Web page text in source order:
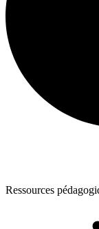
Ressources